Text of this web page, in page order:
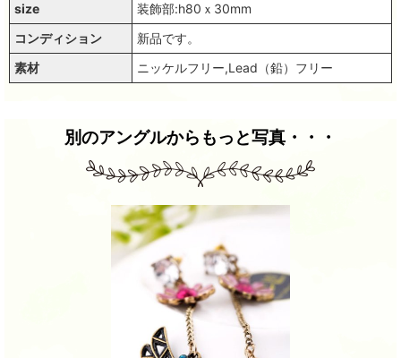
size
装飾部:h80ｘ30mm
コンディション
新品です。
素材
ニッケルフリー,Lead（鉛）フリー
別のアングルからもっと写真・・・